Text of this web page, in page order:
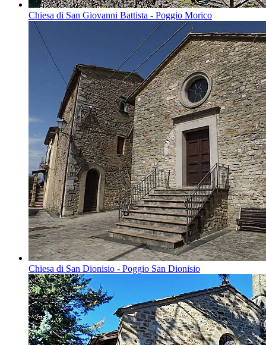
Chiesa di San Giovanni Battista - Poggio Morico
Chiesa di San Dionisio - Poggio San Dionisio